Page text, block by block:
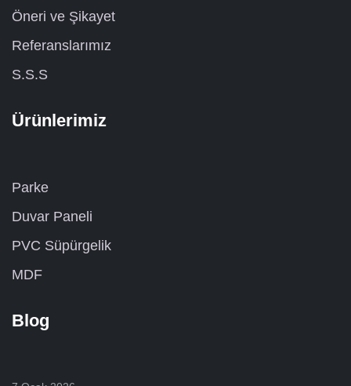
Öneri ve Şikayet
Referanslarımız
S.S.S
Ürünlerimiz
Parke
Duvar Paneli
PVC Süpürgelik
MDF
Blog